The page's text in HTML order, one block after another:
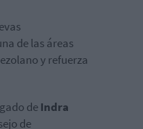
de las áreas
y refuerza
deIndra
de